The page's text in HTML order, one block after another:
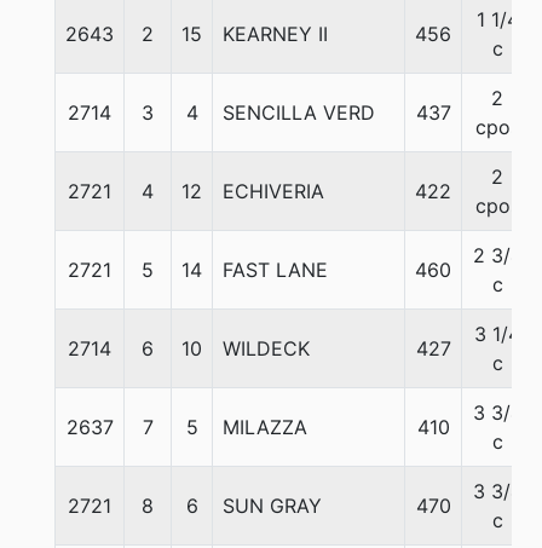
2643 2 15 KEARNEY II 456
1 1/4
c
2714 3 4 SENCILLA VERD 437
2
cpos
2721 4 12 ECHIVERIA 422
2
cpos
2721 5 14 FAST LANE 460
2 3/4
c
2714 6 10 WILDECK 427
3 1/4
c
2637 7 5 MILAZZA 410
3 3/4
c
2721 8 6 SUN GRAY 470
3 3/4
c